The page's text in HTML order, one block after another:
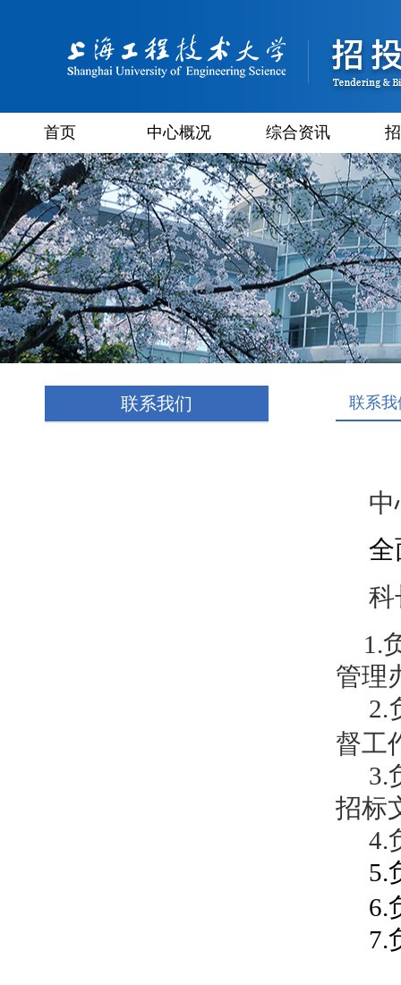
首页 中心概况 综合资讯
联系我们 联系我
全
1.
管理
2.
督工
3.
招标
4.
5.
6.
7.